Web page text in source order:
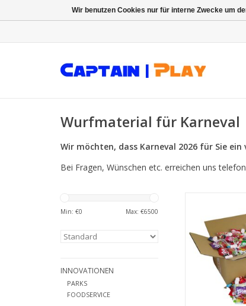
Wurfmaterial für Karneval
Wir möchten, dass Karneval 2026 für Sie
Bei Fragen, Wünschen etc. erreichen uns
Min: €0 Max: €6500
INNOVATIONEN
PARKS
FOODSERVICE
Wurfmaterial,
Halloween,
ZUM
Wir benutzen Cookies nur für interne Zwecke um